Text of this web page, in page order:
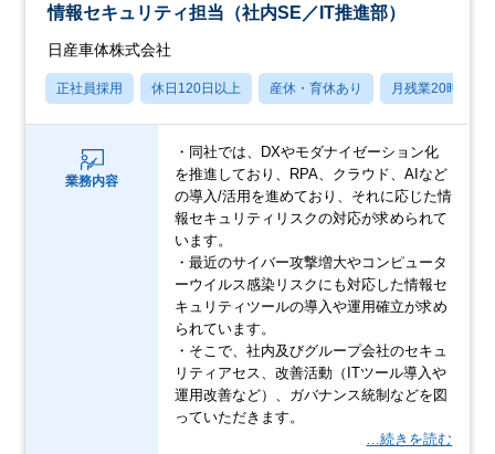
情報セキュリティ担当（社内SE／IT推進部）
日産車体株式会社
正社員採用 休日120日以上 産休・育休あり 月残業20時間以
業務内容
・同社では、DXやモダナイゼーション化
を推進しており、RPA、クラウド、AIなど
の導入/活用を進めており、それに応じた情
報セキュリティリスクの対応が求められて
います。
・最近のサイバー攻撃増大やコンピュータ
ーウイルス感染リスクにも対応した情報セ
キュリティツールの導入や運用確立が求め
られています。
・そこで、社内及びグループ会社のセキュ
リティアセス、改善活動（ITツール導入や
運用改善など）、ガバナンス統制などを図
っていただきます。
…続きを読む